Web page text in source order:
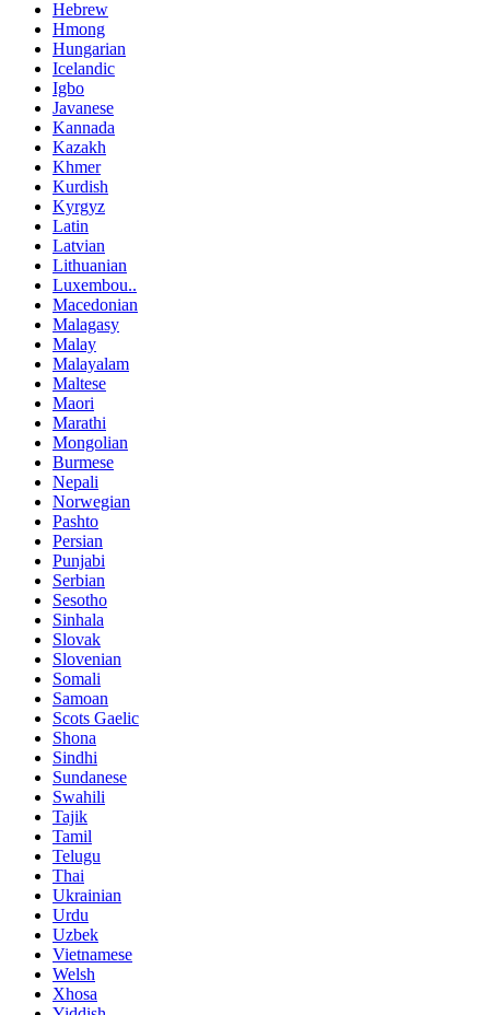
Hebrew
Hmong
Hungarian
Icelandic
Igbo
Javanese
Kannada
Kazakh
Khmer
Kurdish
Kyrgyz
Latin
Latvian
Lithuanian
Luxembou..
Macedonian
Malagasy
Malay
Malayalam
Maltese
Maori
Marathi
Mongolian
Burmese
Nepali
Norwegian
Pashto
Persian
Punjabi
Serbian
Sesotho
Sinhala
Slovak
Slovenian
Somali
Samoan
Scots Gaelic
Shona
Sindhi
Sundanese
Swahili
Tajik
Tamil
Telugu
Thai
Ukrainian
Urdu
Uzbek
Vietnamese
Welsh
Xhosa